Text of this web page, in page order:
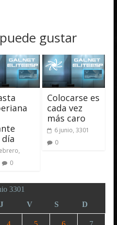
gustar
0
Colocarse es
cada vez
más caro
6 junio, 3301
0
3301
J V S D